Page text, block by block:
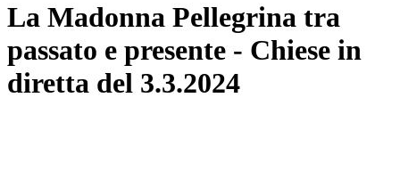
La Madonna Pellegrina tra
passato e presente - Chiese in
diretta del 3.3.2024